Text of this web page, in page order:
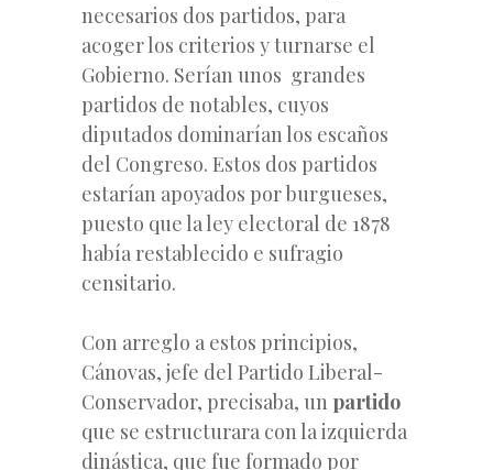
necesarios dos partidos, para
acoger los criterios y turnarse el
Gobierno. Serían unos grandes
partidos de notables, cuyos
diputados dominarían los escaños
del Congreso. Estos dos partidos
estarían apoyados por burgueses,
puesto que la ley electoral de 1878
había restablecido e sufragio
censitario.
Con arreglo a estos principios,
Cánovas, jefe del Partido Liberal-
Conservador, precisaba, un partido
que se estructurara con la izquierda
dinástica, que fue formado por